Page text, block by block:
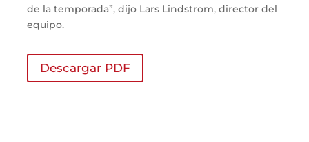
de la temporada”, dijo Lars Lindstrom, director del
equipo.
Descargar PDF